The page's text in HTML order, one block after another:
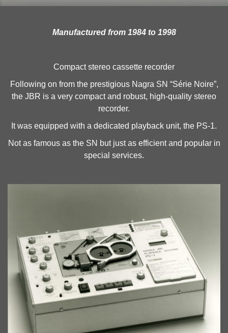
Manufactured from 1984 to 1998
Compact stereo cassette recorder
Following on from the prestigious Nagra SN “Série Noire”,
the JBR is a very compact and robust, high-quality stereo
recorder.
It was equipped with a dedicated playback unit, the PS-1.
Not as famous as the SN but just as efficient and popular in
special services.